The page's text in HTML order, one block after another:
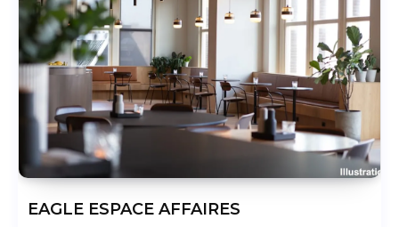
EAGLE ESPACE AFFAIRES